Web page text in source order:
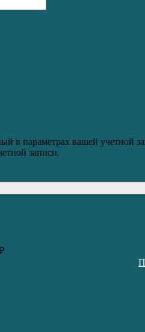
в параметрах вашей учетной
записи.